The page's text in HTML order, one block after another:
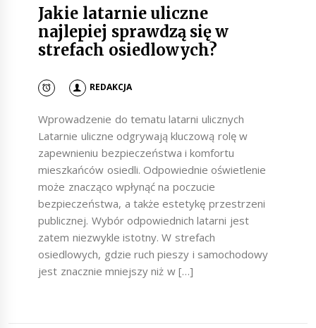
Jakie latarnie uliczne
najlepiej sprawdzą się w
strefach osiedlowych?
REDAKCJA
Wprowadzenie do tematu latarni ulicznych
Latarnie uliczne odgrywają kluczową rolę w
zapewnieniu bezpieczeństwa i komfortu
mieszkańców osiedli. Odpowiednie oświetlenie
może znacząco wpłynąć na poczucie
bezpieczeństwa, a także estetykę przestrzeni
publicznej. Wybór odpowiednich latarni jest
zatem niezwykle istotny. W strefach
osiedlowych, gdzie ruch pieszy i samochodowy
jest znacznie mniejszy niż w […]